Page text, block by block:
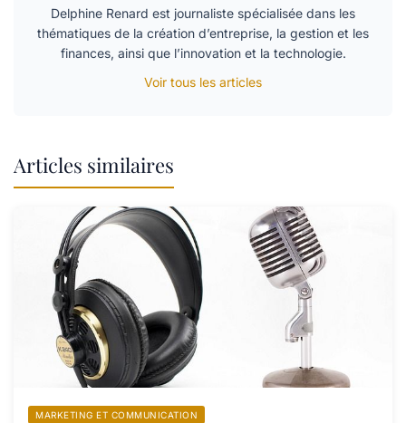
Delphine Renard est journaliste spécialisée dans les
thématiques de la création d’entreprise, la gestion et les
finances, ainsi que l’innovation et la technologie.
Voir tous les articles
Articles similaires
MARKETING ET COMMUNICATION